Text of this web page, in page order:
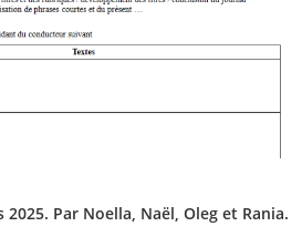
Par Noella, Naël, Oleg et Rania.